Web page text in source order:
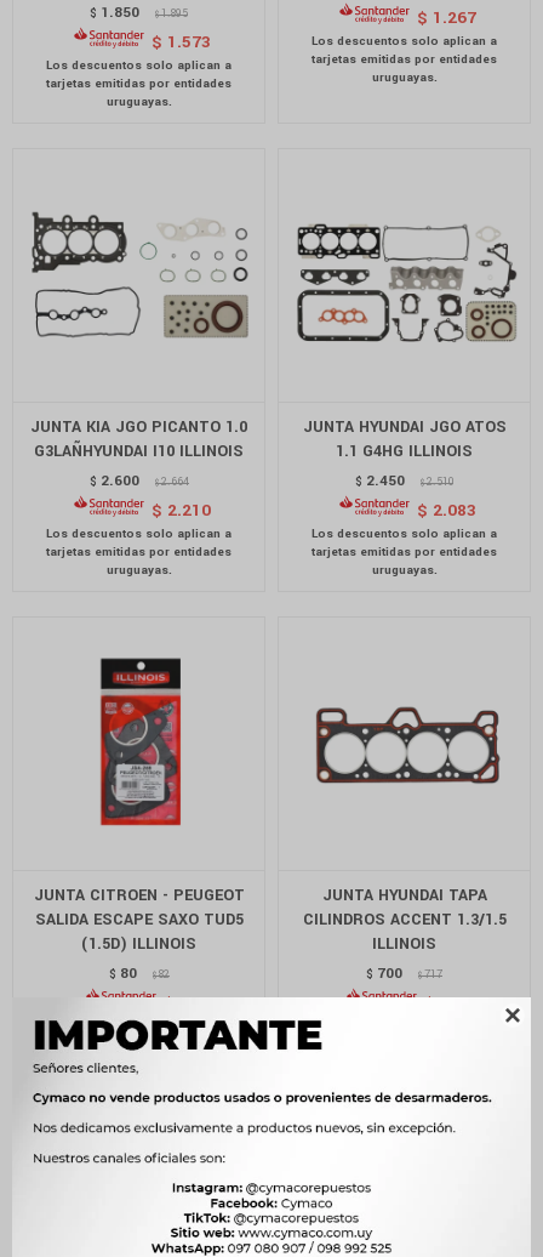

$ 1.850 $1.895
$ 1.573
$ 1.267
JUNTA KIA JGO PICANTO 1.0
G3LAÑHYUNDAI I10 ILLINOIS
$ 2.600 $2.664
$ 2.210
JUNTA HYUNDAI JGO ATOS
1.1 G4HG ILLINOIS
$ 2.450 $2.510
$ 2.083
JUNTA CITROEN - PEUGEOT
SALIDA ESCAPE SAXO TUD5
(1.5D) ILLINOIS
$ 80 $82
$ 68
JUNTA HYUNDAI TAPA
CILINDROS ACCENT 1.3/1.5
ILLINOIS
$ 700 $717
$ 595